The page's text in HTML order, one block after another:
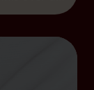
altijd nodig,